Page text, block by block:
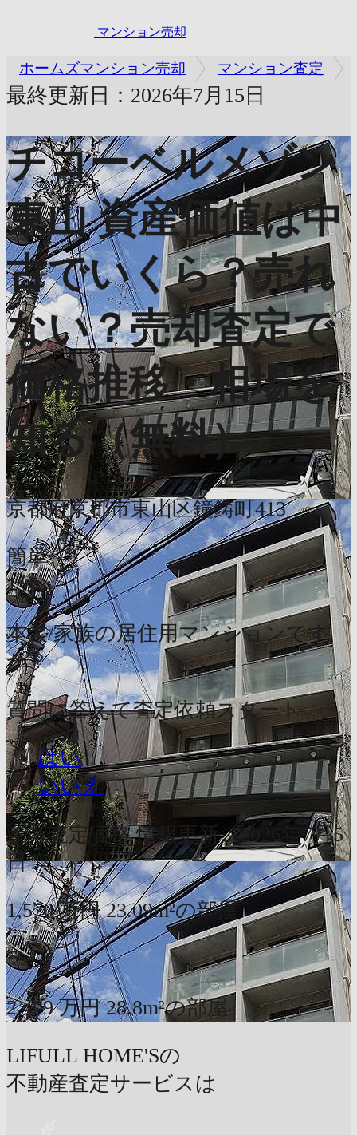
マンション売却
ホームズマンション売却 マンション査定
最終更新日：2026年7月15日
チコーベルメゾン
東山 資産価値は中
古でいくら？売れ
ない？売却査定で
価格推移・相場を
知る（無料）
京都府京都市東山区鐘鋳町413
簡単
1分
本人/家族の居住用マンションです
か？
質問に答えて査定依頼スタート
はい
いいえ
参考査定価格 情報更新：2026年7月5
日
1,570 万円 23.09m²の部屋
〜
2,409 万円 28.8m²の部屋
LIFULL HOME'Sの
不動産査定サービスは